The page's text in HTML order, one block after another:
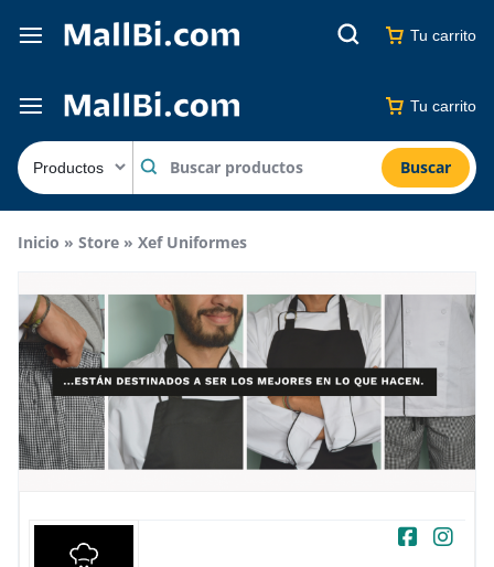
Tu carrito
Buscar
Tu carrito
Inicio » Store » Xef Uniformes